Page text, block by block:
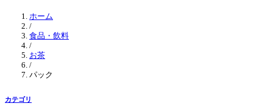
ホーム
/
食品・飲料
/
お茶
/
パック
カテゴリ